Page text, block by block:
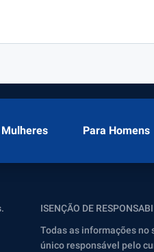
Para Homens
ISENÇÃO DE
Todas as informações no
único responsável pelo